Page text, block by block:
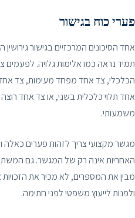
פערי כוח בגישור
אחד הסיכונים המרכזיים בגישור
תמיד נראה כמו אלימות גלויה.
הכלכלי, צד אחד מפחד מעימות, צד אחד
אחד תלוי כלכלית בשני, או צד אחד
משמעותי.
מגשר מקצועי צריך לזהות פערים כאלה
האחריות אינה רק של המגשר. גם
מבין את המספרים, לא מכיר את
ולפנות לייעוץ משפטי לפני חתימה.